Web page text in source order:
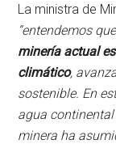
La ministra de
“entendemos que
minería actual
climático,
sostenible. En
agua
minera ha